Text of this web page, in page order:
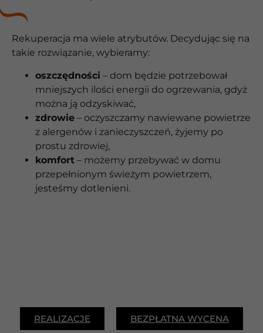
Rekuperacja ma wiele atrybutów. Decydując się na
takie rozwiązanie, wybieramy:
oszczędności – dom będzie potrzebował
mniejszych ilości energii do ogrzewania, gdyż
można ją odzyskiwać,
zdrowie – oczyszczamy nawiewane powietrze
z alergenów i zanieczyszczeń, żyjemy po
prostu zdrowiej,
komfort – możemy przebywać w domu
przepełnionym świeżym powietrzem,
jesteśmy dotlenieni.
REALIZACJE BEZPŁATNA WYCENA